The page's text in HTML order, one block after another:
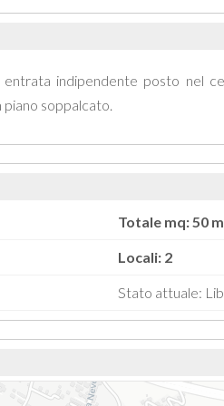
entrata indipendente posto nel
piano soppalcato.
Totale mq: 50
Locali: 2
Stato attuale: